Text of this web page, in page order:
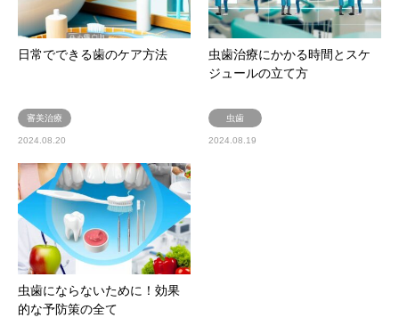
日常でできる歯のケア方法
審美治療
2024.08.20
虫歯治療にかかる時間とスケ
ジュールの立て方
虫歯
2024.08.19
虫歯にならないために！効果
的な予防策の全て